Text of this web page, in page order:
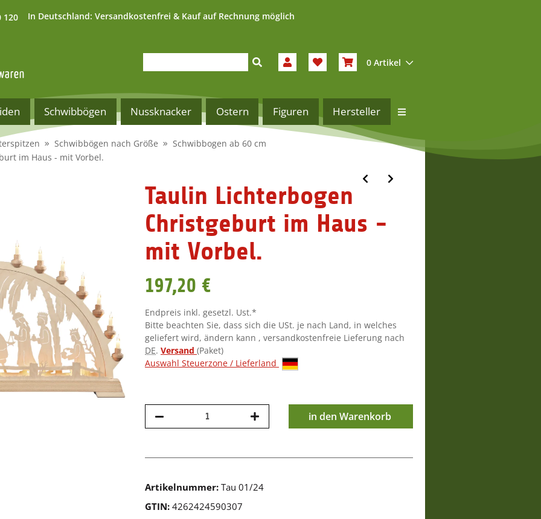
120 In Deutschland: Versandkostenfrei & Kauf auf Rechnung möglich
0 Artikel
Schwibbögen Nussknacker Ostern Figuren Hersteller
Schwibbögen nach Größe
Schwibbogen ab 60 cm
im Haus - mit Vorbel.
Taulin Lichterbogen
Christgeburt im Haus -
mit Vorbel.
197,20 €
Endpreis inkl. gesetzl. Ust.*
Bitte beachten Sie, dass sich die USt. je nach Land, in welches
geliefert wird, ändern kann , versandkostenfreie Lieferung nach
DE. Versand (Paket)
Auswahl Steuerzone / Lieferland
in den Warenkorb
Artikelnummer: Tau 01/24
GTIN: 4262424590307